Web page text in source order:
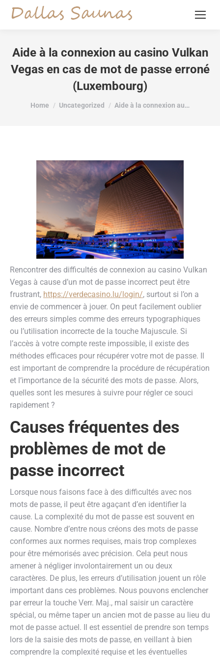
Aide à la connexion au casino Vulkan
Vegas en cas de mot de passe erroné
(Luxembourg)
You are here:
Home Uncategorized Aide à la connexion au…
Rencontrer des difficultés de connexion au casino Vulkan
Vegas à cause d’un mot de passe incorrect peut être
frustrant, https://verdecasino.lu/login/, surtout si l’on a
envie de commencer à jouer. On peut facilement oublier
des erreurs simples comme des erreurs typographiques
ou l’utilisation incorrecte de la touche Majuscule. Si
l’accès à votre compte reste impossible, il existe des
méthodes efficaces pour récupérer votre mot de passe. Il
est important de comprendre la procédure de récupération
et l’importance de la sécurité des mots de passe. Alors,
quelles sont les mesures à suivre pour régler ce souci
rapidement ?
Causes fréquentes des
problèmes de mot de
passe incorrect
Lorsque nous faisons face à des difficultés avec nos
mots de passe, il peut être agaçant d’en identifier la
cause. La complexité du mot de passe est souvent en
cause. Nombre d’entre nous créons des mots de passe
conformes aux normes requises, mais trop complexes
pour être mémorisés avec précision. Cela peut nous
amener à négliger involontairement un ou deux
caractères. De plus, les erreurs d’utilisation jouent un rôle
important dans ces problèmes. Nous pouvons enclencher
par erreur la touche Verr. Maj., mal saisir un caractère
spécial, ou même taper un ancien mot de passe au lieu du
mot de passe actuel. Il est essentiel de prendre son temps
lors de la saisie des mots de passe, en veillant à bien
comprendre la complexité requise et les éventuelles